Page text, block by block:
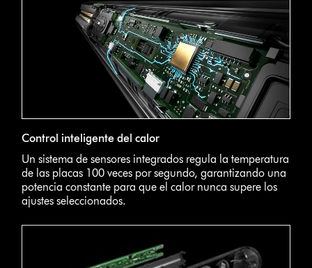
Control inteligente del calor
Un sistema de sensores integrados regula la temperatura
de las placas 100 veces por segundo, garantizando una
potencia constante para que el calor nunca supere los
ajustes seleccionados.